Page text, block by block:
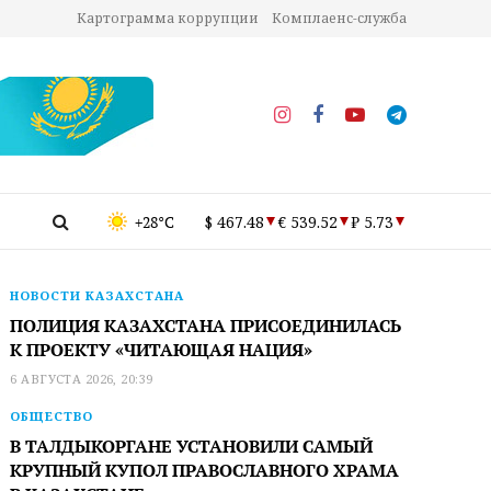
Картограмма коррупции Комплаенс-служба
+28°C $ 467.48 € 539.52 ₽ 5.73
НОВОСТИ КАЗАХСТАНА
ПОЛИЦИЯ КАЗАХСТАНА ПРИСОЕДИНИЛАСЬ
К ПРОЕКТУ «ЧИТАЮЩАЯ НАЦИЯ»
6 АВГУСТА 2026, 20:39
ОБЩЕСТВО
В ТАЛДЫКОРГАНЕ УСТАНОВИЛИ САМЫЙ
КРУПНЫЙ КУПОЛ ПРАВОСЛАВНОГО ХРАМА